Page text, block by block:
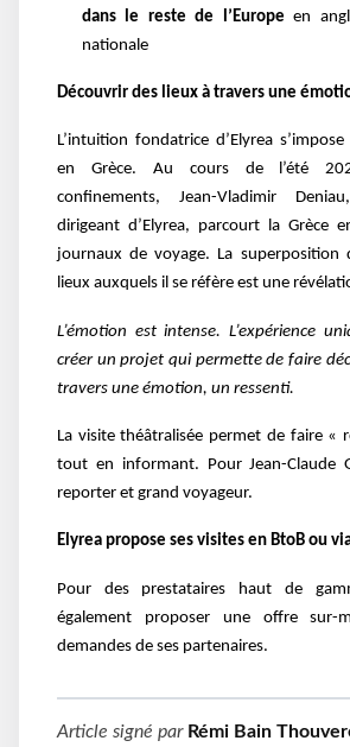
dans le reste de l’Europe en
nationale
Découvrir des lieux à travers une
L’intuition fondatrice d’Elyrea
en Grèce. Au cours de l’été
confinements, Jean-Vladimir
dirigeant d’Elyrea, parcourt la Grèce
journaux de voyage. La superposition
lieux auxquels il se réfère est une
L’émotion est intense. L’expérience
créer un projet qui permette de faire
travers une émotion, un ressenti.
La visite théâtralisée permet de faire «
tout en informant. Pour Jean-Claude
reporter et grand voyageur.
Elyrea propose ses visites en BtoB ou
Pour des prestataires haut de
également proposer une offre sur-
demandes de ses partenaires.
Article signé par Rémi Bain